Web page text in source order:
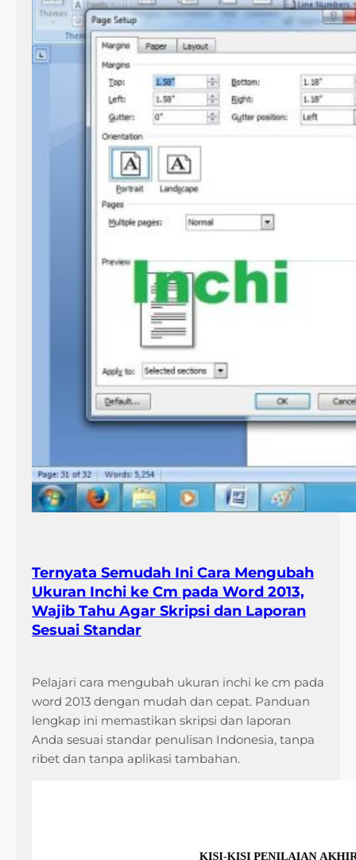
Ternyata Semudah Ini Cara Mengubah
Ukuran Inchi ke Cm pada Word 2013,
Wajib Tahu Agar Skripsi dan Laporan
Sesuai Standar
Pelajari cara mengubah ukuran inchi ke cm pada
word 2013 dengan mudah dan cepat. Panduan
lengkap ini memastikan skripsi dan laporan
Anda sesuai standar penulisan Indonesia, tanpa
ribet dan tanpa aplikasi tambahan.